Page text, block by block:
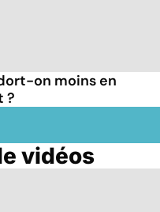
on moins en
?
vidéos